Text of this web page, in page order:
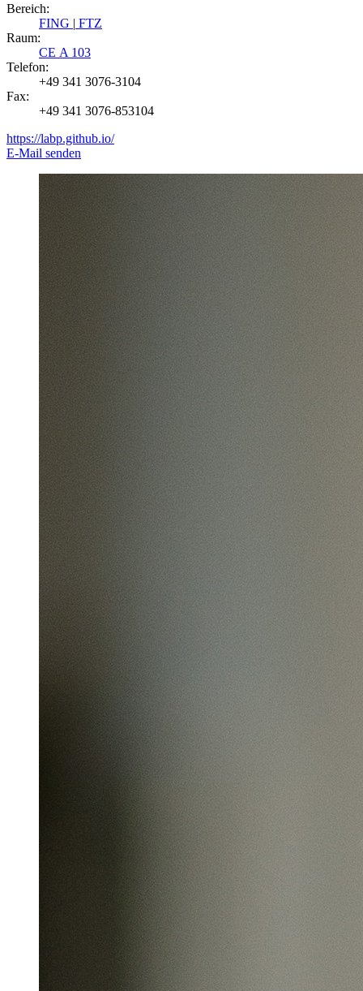
Bereich:
FING | FTZ
Raum:
CE A 103
Telefon:
+49 341 3076-3104
Fax:
+49 341 3076-853104
https://labp.github.io/
E-Mail senden